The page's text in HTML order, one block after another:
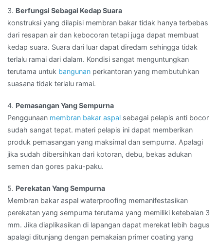
3. Berfungsi Sebagai Kedap Suara
konstruksi yang dilapisi membran bakar tidak hanya terbebas
dari resapan air dan kebocoran tetapi juga dapat membuat
kedap suara. Suara dari luar dapat diredam sehingga tidak
terlalu ramai dari dalam. Kondisi sangat menguntungkan
terutama untuk bangunan perkantoran yang membutuhkan
suasana tidak terlalu ramai.
4. Pemasangan Yang Sempurna
Penggunaan membran bakar aspal sebagai pelapis anti bocor
sudah sangat tepat. materi pelapis ini dapat memberikan
produk pemasangan yang maksimal dan sempurna. Apalagi
jika sudah dibersihkan dari kotoran, debu, bekas adukan
semen dan gores paku-paku.
5. Perekatan Yang Sempurna
Membran bakar aspal waterproofing memanifestasikan
perekatan yang sempurna terutama yang memiliki ketebalan 3
mm. Jika diaplikasikan di lapangan dapat merekat lebih bagus
apalagi ditunjang dengan pemakaian primer coating yang